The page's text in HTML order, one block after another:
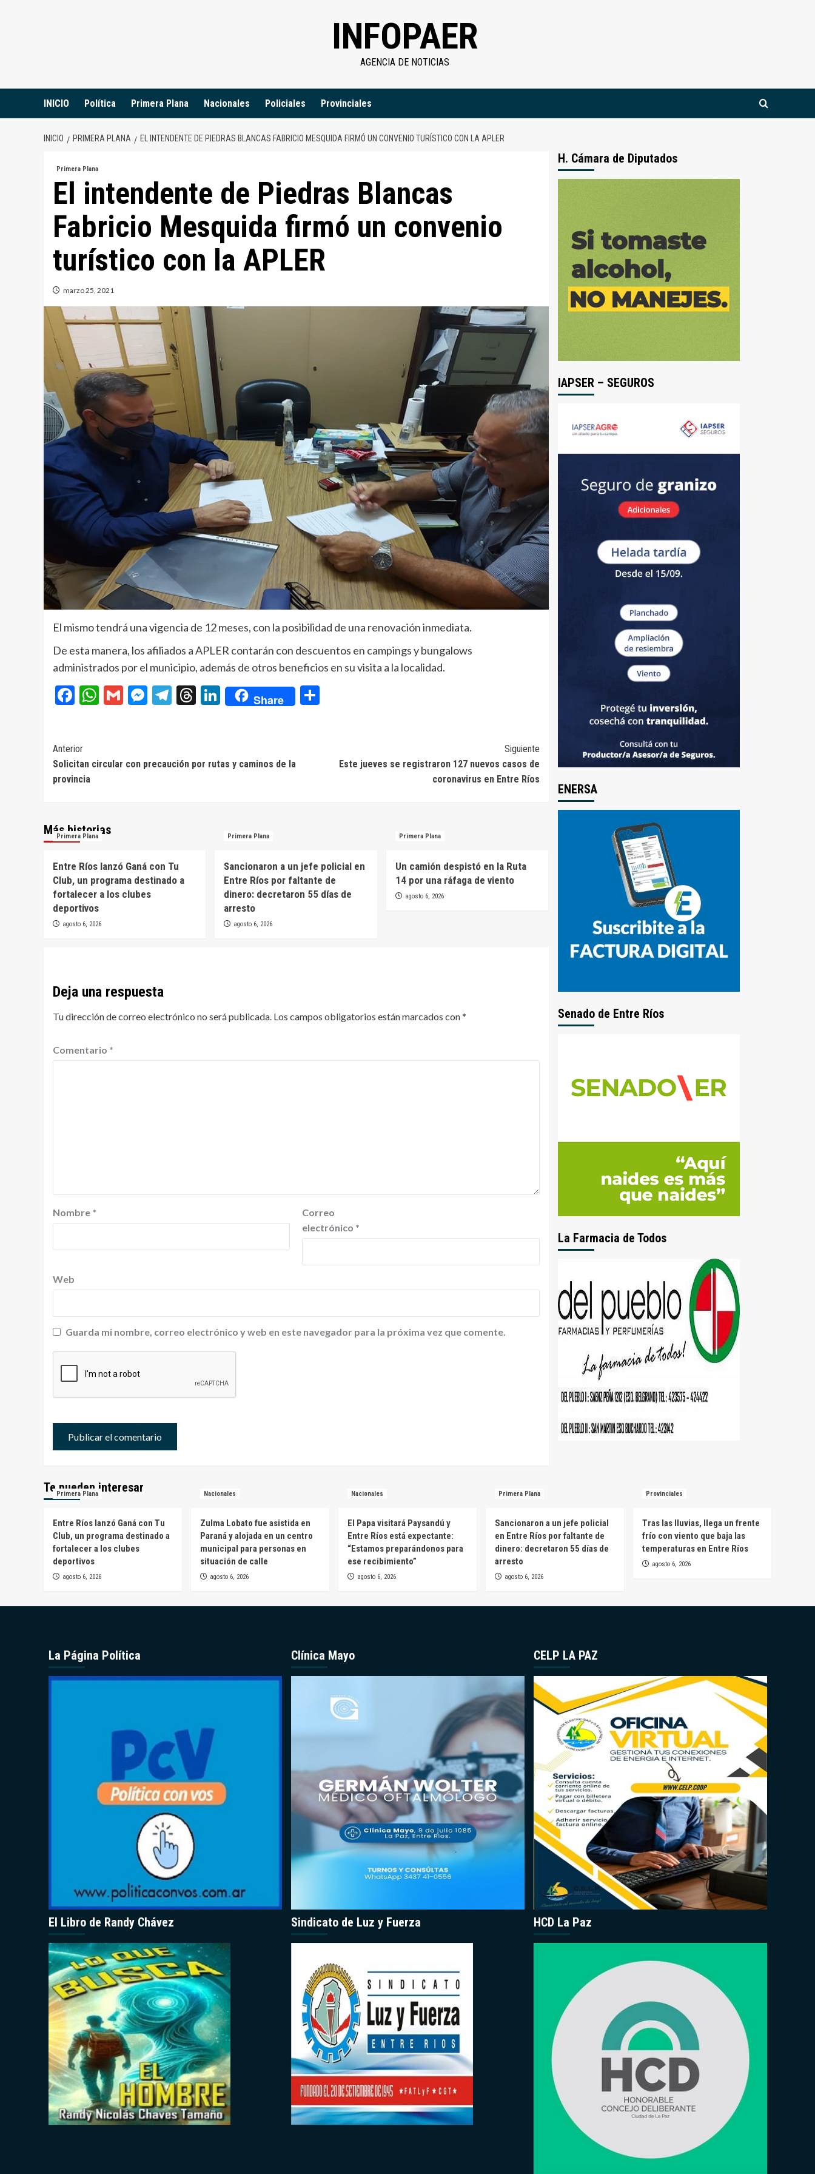
INFOPAER
AGENCIA DE NOTICIAS
INICIO Política Primera Plana Nacionales Policiales Provinciales
INICIO PRIMERA PLANA EL INTENDENTE DE PIEDRAS BLANCAS FABRICIO MESQUIDA FIRMÓ UN CONVENIO TURÍSTICO CON LA APLER
Primera Plana
El intendente de Piedras Blancas
Fabricio Mesquida firmó un convenio
turístico con la APLER
marzo 25, 2021
El mismo tendrá una vigencia de 12 meses, con la posibilidad de una renovación inmediata.
De esta manera, los afiliados a APLER contarán con descuentos en campings y bungalows
administrados por el municipio, además de otros beneficios en su visita a la localidad.
Facebook
WhatsApp
GmailMessenger
Telegram
Threads
LinkedIn
Share
Navegación
de
entradas
Anterior
Solicitan circular con precaución por rutas y caminos de la
provincia
Siguiente
Este jueves se registraron 127 nuevos casos de
coronavirus en Entre Ríos
Más historias
Primera Plana
Entre Ríos lanzó Ganá con Tu
Club, un programa destinado a
fortalecer a los clubes
deportivos
agosto 6, 2026
Primera Plana
Sancionaron a un jefe policial en
Entre Ríos por faltante de
dinero: decretaron 55 días de
arresto
agosto 6, 2026
Primera Plana
Un camión despistó en la Ruta
14 por una ráfaga de viento
agosto 6, 2026
Deja una respuesta
Tu dirección de correo electrónico no será publicada. Los campos obligatorios están marcados con*
Comentario *
Nombre *
Correo
electrónico *
Web
Guarda mi nombre, correo electrónico y web en este navegador para la próxima vez que comente.
H. Cámara de Diputados
IAPSER – SEGUROS
ENERSA
Senado de Entre Ríos
La Farmacia de Todos
Te pueden interesar
Primera Plana
Entre Ríos lanzó Ganá con Tu
Club, un programa destinado a
fortalecer a los clubes
deportivos
agosto 6, 2026
Nacionales
Zulma Lobato fue asistida en
Paraná y alojada en un centro
municipal para personas en
situación de calle
agosto 6, 2026
Nacionales
El Papa visitará Paysandú y
Entre Ríos está expectante:
“Estamos preparándonos para
ese recibimiento”
agosto 6, 2026
Primera Plana
Sancionaron a un jefe policial
en Entre Ríos por faltante de
dinero: decretaron 55 días de
arresto
agosto 6, 2026
Provinciales
Tras las lluvias, llega un frente
frío con viento que baja las
temperaturas en Entre Ríos
agosto 6, 2026
La Página Política
El Libro de Randy Chávez
Clínica Mayo
Sindicato de Luz y Fuerza
CELP LA PAZ
HCD La Paz